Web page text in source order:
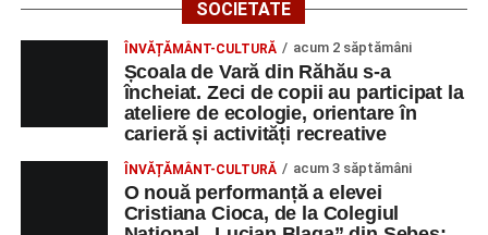
SOCIETATE
ÎNVĂȚĂMÂNT-CULTURĂ acum 2 săptămâni
Școala de Vară din Răhău s-a
încheiat. Zeci de copii au participat la
ateliere de ecologie, orientare în
carieră și activități recreative
ÎNVĂȚĂMÂNT-CULTURĂ acum 3 săptămâni
O nouă performanță a elevei
Cristiana Cioca, de la Colegiul